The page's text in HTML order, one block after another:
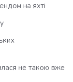
на яхті
не такою вже